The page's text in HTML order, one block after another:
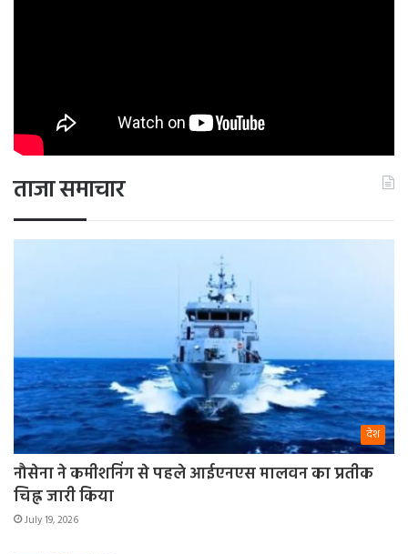
ताजा समाचार
देश
नौसेना ने कमीशनिंग से पहले आईएनएस मालवन का प्रतीक
चिह्न जारी किया
July 19, 2026